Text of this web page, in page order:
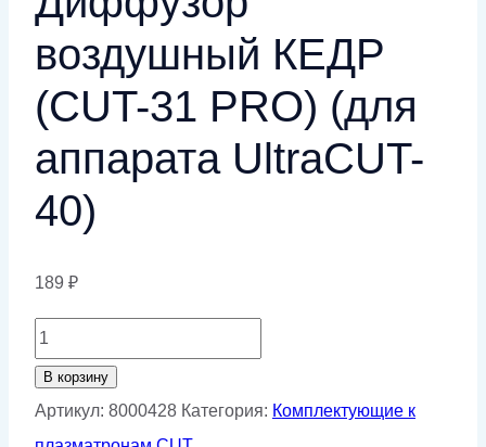
воздушный КЕДР
(CUT-31 PRO) (для
аппарата UltraCUT-
40)
189 ₽
Количество
товара
Диффузор
воздушный
В корзину
Артикул: 8000428 Категория: Комплектующие к